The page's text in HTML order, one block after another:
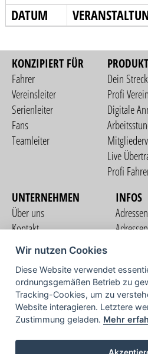
DATUM
KONZIPIERT FÜR
Fahrer
Vereinsleiter
Serienleiter
Fans
Teamleiter
Dein
Profi
Digitale
Live
Profi
UNTERNEHMEN
Über uns
Kontakt
Nutzungsbedingungen
Datenschutzerklärung
Impressum
INFOS
Wir nutzen Cookies
Diese Website verwendet
ordnungsgemäßen Betrieb zu
Tracking-Cookies, um zu
Website interagieren. Letztere
Zustimmung geladen. Mehr